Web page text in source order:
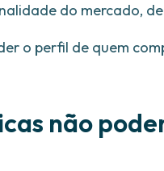
do mercado,
o perfil de quem
não